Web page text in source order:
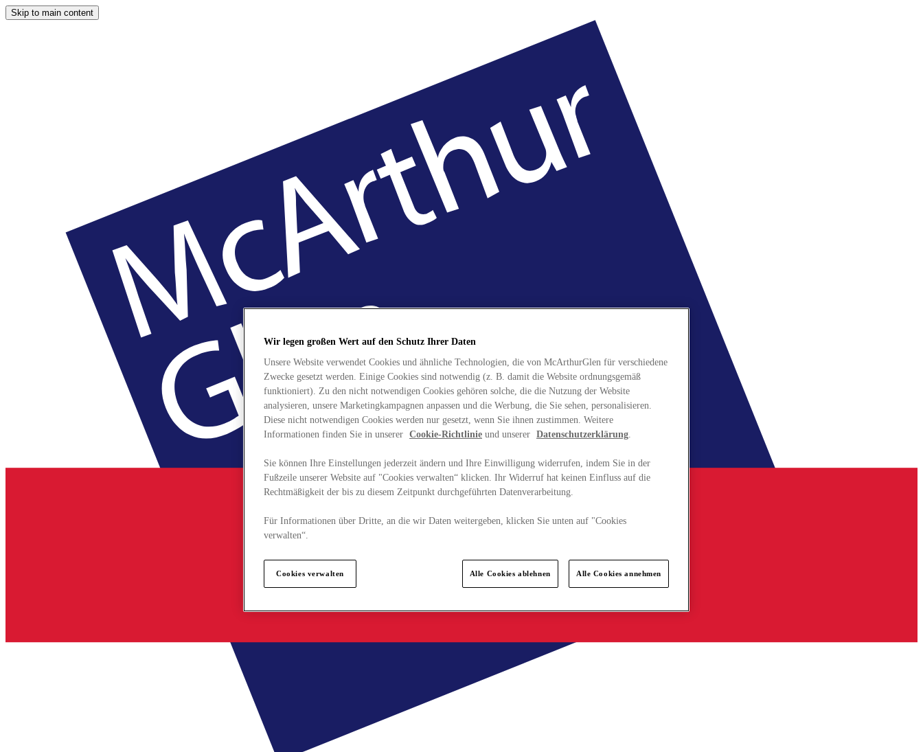
Skip to main content
Wir legen großen Wert auf den Schutz Ihrer Daten
Unsere Website verwendet Cookies und ähnliche Technologien, die von McArthurGlen für verschiedene
Zwecke gesetzt werden. Einige Cookies sind notwendig (z. B. damit die Website ordnungsgemäß
funktioniert). Zu den nicht notwendigen Cookies gehören solche, die die Nutzung der Website
analysieren, unsere Marketingkampagnen anpassen und die Werbung, die Sie sehen, personalisieren.
Diese nicht notwendigen Cookies werden nur gesetzt, wenn Sie ihnen zustimmen. Weitere
Informationen finden Sie in unserer Cookie-Richtlinie und unserer Datenschutzerklärung.
Sie können Ihre Einstellungen jederzeit ändern und Ihre Einwilligung widerrufen, indem Sie in der
Fußzeile unserer Website auf "Cookies verwalten“ klicken. Ihr Widerruf hat keinen Einfluss auf die
Rechtmäßigkeit der bis zu diesem Zeitpunkt durchgeführten Datenverarbeitung.
Für Informationen über Dritte, an die wir Daten weitergeben, klicken Sie unten auf "Cookies
verwalten“.
Cookies verwalten Alle Cookies ablehnen Alle Cookies annehmen